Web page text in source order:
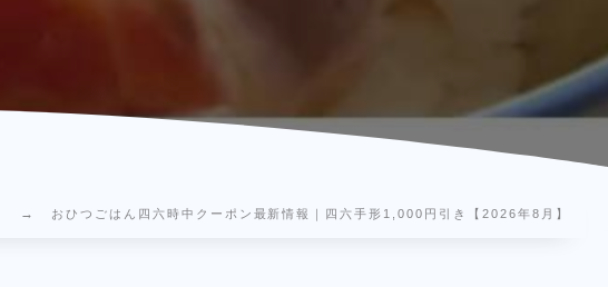
おひつごはん四六時中クーポン最新情報｜四六手形1,000円引き【2026年8月】